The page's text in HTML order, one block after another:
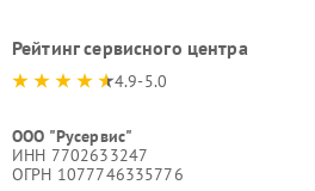
Рейтинг сервисного центра
4.9-5.0
ООО "Русервис"
ИНН 7702633247
ОГРН 1077746335776